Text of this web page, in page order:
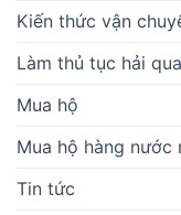
Kiến thức vận
Làm thủ tục hải
Mua hộ
Mua hộ hàng nước
Tin tức